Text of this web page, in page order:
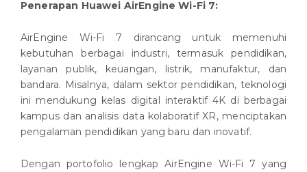
Penerapan Huawei AirEngine Wi-Fi 7:
AirEngine Wi-Fi 7 dirancang untuk memenuhi
kebutuhan berbagai industri, termasuk pendidikan,
layanan publik, keuangan, listrik, manufaktur, dan
bandara. Misalnya, dalam sektor pendidikan, teknologi
ini mendukung kelas digital interaktif 4K di berbagai
kampus dan analisis data kolaboratif XR, menciptakan
pengalaman pendidikan yang baru dan inovatif.
Dengan portofolio lengkap AirEngine Wi-Fi 7 yang